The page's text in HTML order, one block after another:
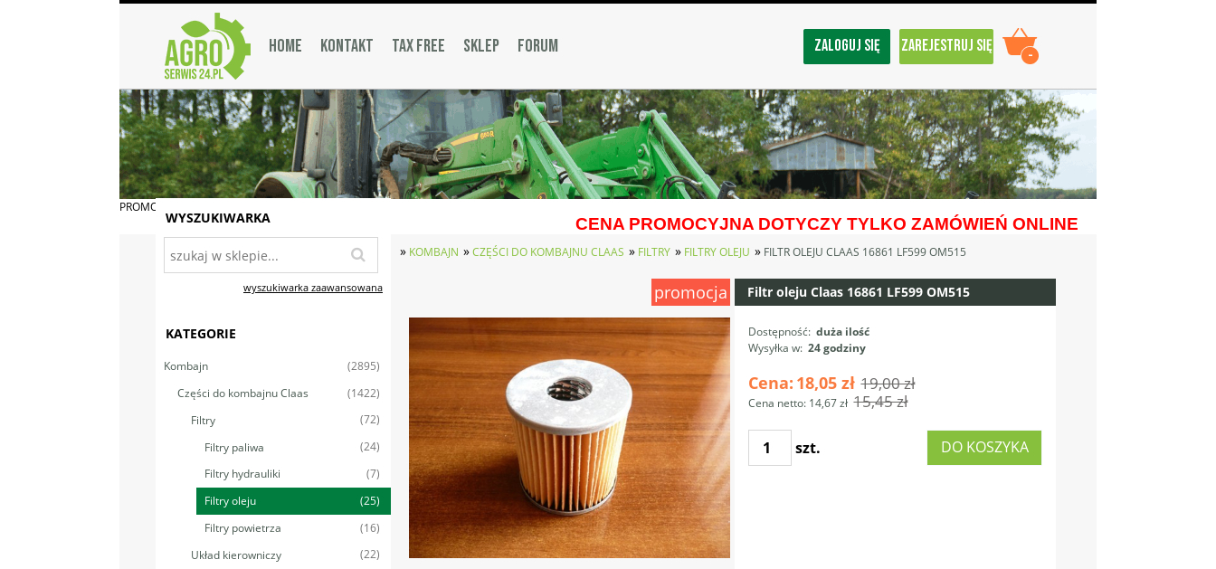
HOME KONTAKT TAX FREE SKLEP FORUM ZALOGUJ SIĘ ZAREJESTRUJ SIĘ
-
PROMOCJA
CENA PROMOCYJNA DOTYCZY TYLKO ZAMÓWIEŃ ONLINE
WYSZUKIWARKA
wyszukiwarka zaawansowana
KATEGORIE
Kombajn
(2895)
Części do kombajnu Claas
(1422)
Filtry
(72)
Filtry paliwa
(24)
Filtry hydrauliki
(7)
Filtry oleju
(25)
Filtry powietrza
(16)
Układ kierowniczy
(22)
» KOMBAJN »CZĘŚCI DO KOMBAJNU CLAAS » FILTRY » FILTRY OLEJU » FILTR OLEJU CLAAS 16861 LF599 OM515
promocja Filtr oleju Claas 16861 LF599 OM515
Dostępność: duża ilość
Wysyłka w: 24 godziny
Cena: 18,05 zł 19,00 zł
Cena netto: 14,67 zł 15,45 zł
szt. DO KOSZYKA